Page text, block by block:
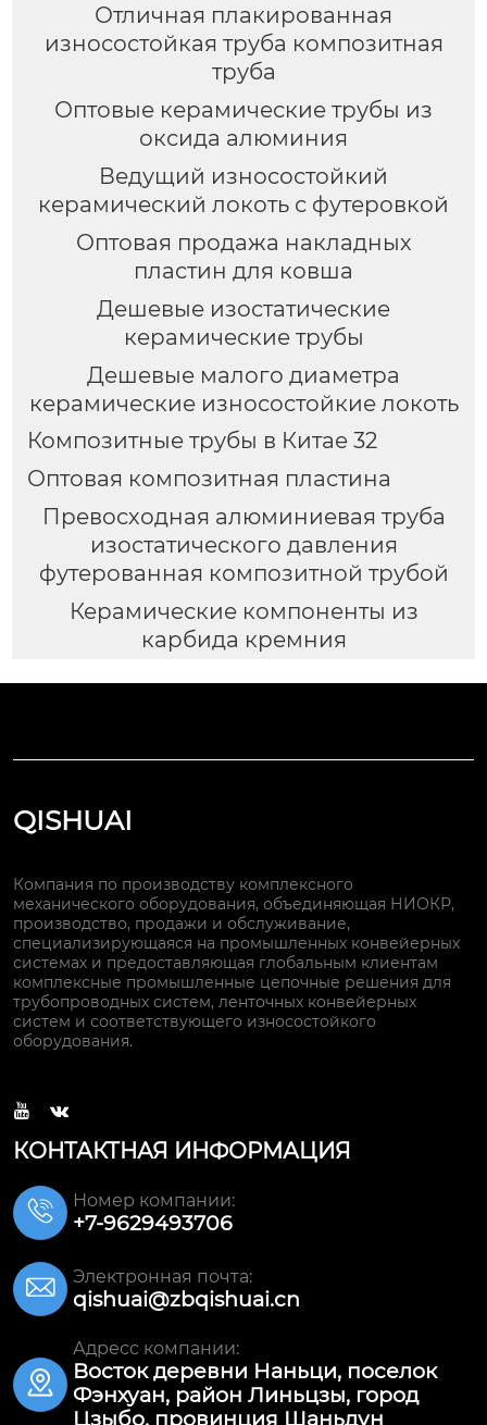
Отличная плакированная
износостойкая труба композитная
труба
Оптовые керамические трубы из
оксида алюминия
Ведущий износостойкий
керамический локоть с футеровкой
Оптовая продажа накладных
пластин для ковша
Дешевые изостатические
керамические трубы
Дешевые малого диаметра
керамические износостойкие локоть
Композитные трубы в Китае 32
Оптовая композитная пластина
Превосходная алюминиевая труба
изостатического давления
футерованная композитной трубой
Керамические компоненты из
карбида кремния
QISHUAI
Компания по производству комплексного
механического оборудования, объединяющая НИОКР,
производство, продажи и обслуживание,
специализирующаяся на промышленных конвейерных
системах и предоставляющая глобальным клиентам
комплексные промышленные цепочные решения для
трубопроводных систем, ленточных конвейерных
систем и соответствующего износостойкого
оборудования.
 
КОНТАКТНАЯ ИНФОРМАЦИЯ
 Номер компании:
+7-9629493706
 Электронная почта:
qishuai@zbqishuai.cn

Адресс компании:
Восток деревни Наньци, поселок
Фэнхуан, район Линьцзы, город
Цзыбо, провинция Шаньдун